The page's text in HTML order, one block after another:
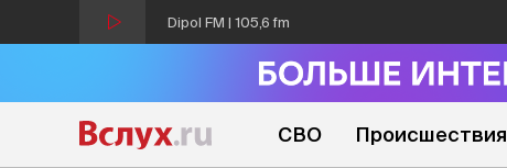
Dipol FM | 105,6 fm
СВО Происшествия